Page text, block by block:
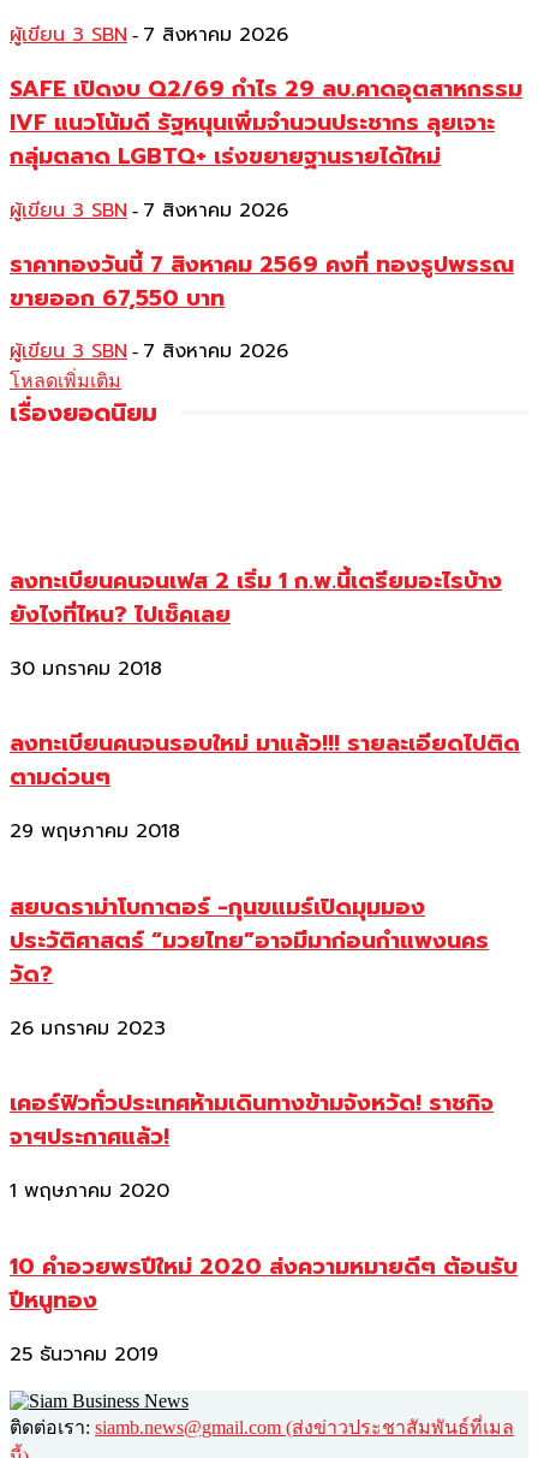
ผู้เขียน 3 SBN - 7 สิงหาคม 2026
SAFE เปิดงบ Q2/69 กำไร 29 ลบ.คาดอุตสาหกรรม
IVF แนวโน้มดี รัฐหนุนเพิ่มจำนวนประชากร ลุยเจาะ
กลุ่มตลาด LGBTQ+ เร่งขยายฐานรายได้ใหม่
ผู้เขียน 3 SBN - 7 สิงหาคม 2026
ราคาทองวันนี้ 7 สิงหาคม 2569 คงที่ ทองรูปพรรณ
ขายออก 67,550 บาท
ผู้เขียน 3 SBN - 7 สิงหาคม 2026
โหลดเพิ่มเติม
เรื่องยอดนิยม
ลงทะเบียนคนจนเฟส 2 เริ่ม 1 ก.พ.นี้เตรียมอะไรบ้าง
ยังไงที่ไหน? ไปเช็คเลย
30 มกราคม 2018
ลงทะเบียนคนจนรอบใหม่ มาแล้ว!!! รายละเอียดไปติด
ตามด่วนๆ
29 พฤษภาคม 2018
สยบดราม่าโบกาตอร์ -กุนขแมร์เปิดมุมมอง
ประวัติศาสตร์ “มวยไทย”อาจมีมาก่อนกำแพงนคร
วัด?
26 มกราคม 2023
เคอร์ฟิวทั่วประเทศห้ามเดินทางข้ามจังหวัด! ราชกิจ
จาฯประกาศแล้ว!
1 พฤษภาคม 2020
10 คำอวยพรปีใหม่ 2020 ส่งความหมายดีๆ ต้อนรับ
ปีหนูทอง
25 ธันวาคม 2019
ติดต่อเรา: siamb.news@gmail.com (ส่งข่าวประชาสัมพันธ์ที่เมล